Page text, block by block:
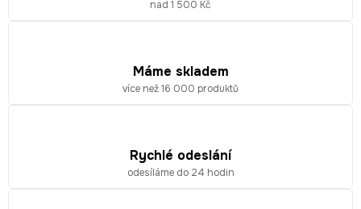
nad 1 500 Kč
Máme skladem
více než 16 000 produktů
Rychlé odeslání
odesíláme do 24 hodin